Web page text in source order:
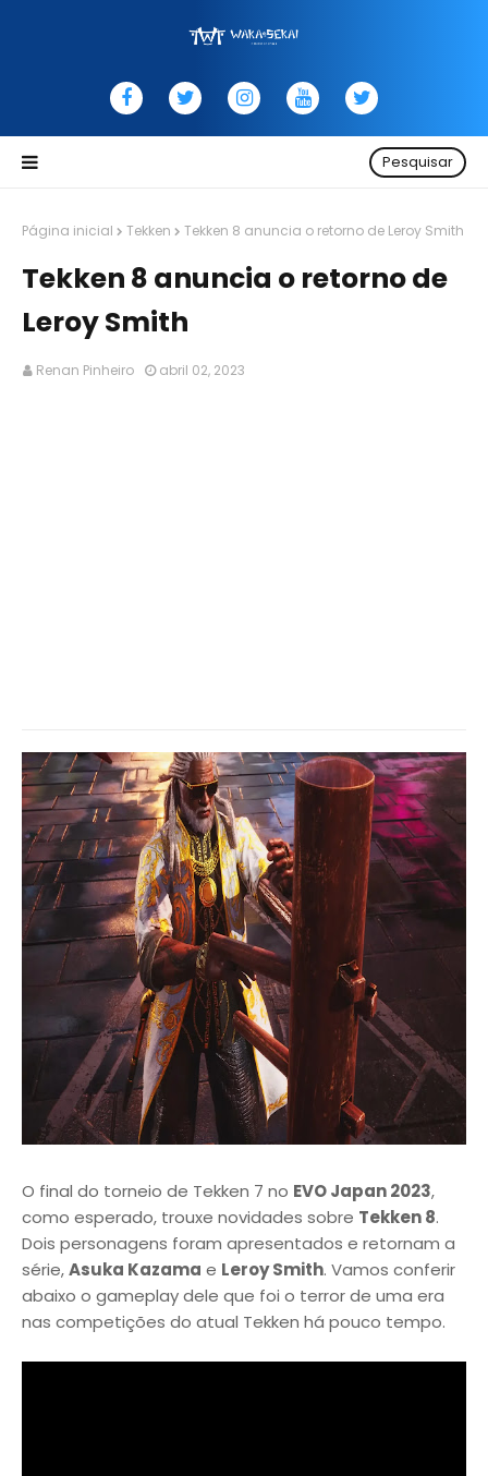
Pesquisar
Página inicial Tekken Tekken 8 anuncia o retorno de Leroy Smith
Tekken 8 anuncia o retorno de
Leroy Smith
Renan Pinheiro abril 02, 2023
O final do torneio de Tekken 7 no EVO Japan 2023,
como esperado, trouxe novidades sobre Tekken 8.
Dois personagens foram apresentados e retornam a
série,Asuka Kazama e Leroy Smith. Vamos conferir
abaixo o gameplay dele que foi o terror de uma era
nas competições do atual Tekken há pouco tempo.